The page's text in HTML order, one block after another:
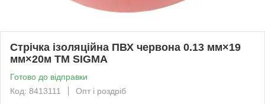
Стрічка ізоляційна ПВХ червона 0.13 мм×19
мм×20м ТМ SIGMA
Готово до відправки
Код: 8413111
Опт і роздріб